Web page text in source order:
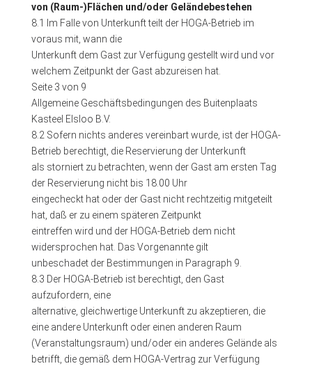
von (Raum-)Flächen und/oder Geländebestehen
8.1 Im Falle von Unterkunft teilt der HOGA-Betrieb im
voraus mit, wann die
Unterkunft dem Gast zur Verfügung gestellt wird und vor
welchem Zeitpunkt der Gast abzureisen hat.
Seite 3 von 9
Allgemeine Geschäftsbedingungen des Buitenplaats
Kasteel Elsloo B.V.
8.2 Sofern nichts anderes vereinbart wurde, ist der HOGA-
Betrieb berechtigt, die Reservierung der Unterkunft
als storniert zu betrachten, wenn der Gast am ersten Tag
der Reservierung nicht bis 18.00 Uhr
eingecheckt hat oder der Gast nicht rechtzeitig mitgeteilt
hat, daß er zu einem späteren Zeitpunkt
eintreffen wird und der HOGA-Betrieb dem nicht
widersprochen hat. Das Vorgenannte gilt
unbeschadet der Bestimmungen in Paragraph 9.
8.3 Der HOGA-Betrieb ist berechtigt, den Gast
aufzufordern, eine
alternative, gleichwertige Unterkunft zu akzeptieren, die
eine andere Unterkunft oder einen anderen Raum
(Veranstaltungsraum) und/oder ein anderes Gelände als
betrifft, die gemäß dem HOGA-Vertrag zur Verfügung